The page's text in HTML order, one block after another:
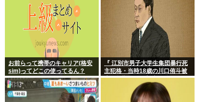
お前らって携帯のキャリア(格安
sim)ってどこの使ってるん？
『 江別市男子大学生集団暴行死
主犯格・当時18歳の川口侑斗被
告に無期懲役の判決』 昨日この
スレ立ってた？